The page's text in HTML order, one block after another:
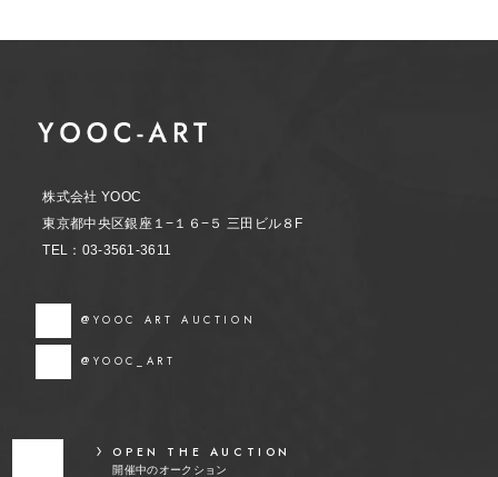
株式会社 YOOC
東京都中央区銀座１−１６−５ 三田ビル８F
TEL：03-3561-3611
@YOOC ART AUCTION
@YOOC_ART
OPEN THE AUCTION
開催中のオークション